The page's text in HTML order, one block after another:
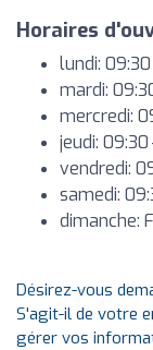
Horaires
lundi: 09:30
mardi:
mercredi:
jeudi: 09:30
vendredi:
samedi:
dimanche:
Désirez-vous
S'agit-il de votre
gérer vos